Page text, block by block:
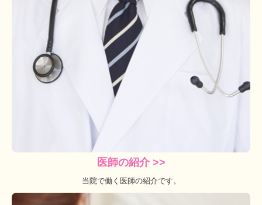
医師の紹介 >>
当院で働く医師の紹介です。